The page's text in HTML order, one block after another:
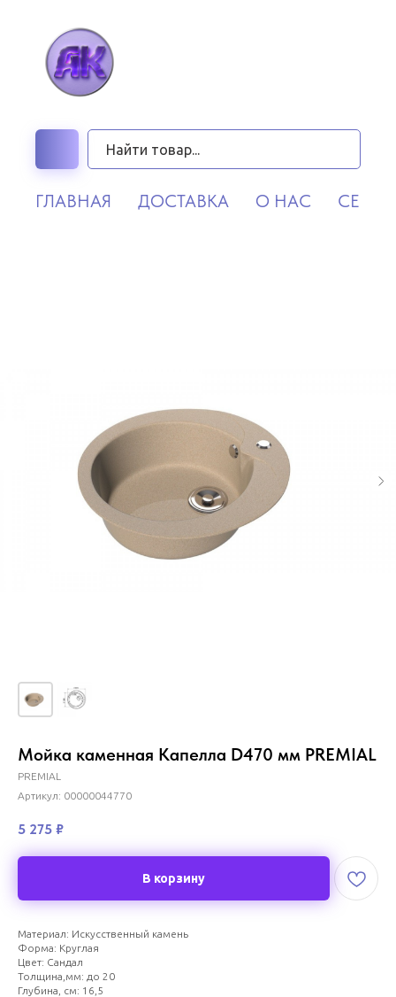
ГЛАВНАЯ ДОСТАВКА О НАС
Мойка каменная Капелла D470 мм PREMIAL
PREMIAL
Артикул: 00000044770
5 275 ₽
В корзину
Материал: Искусственный камень
Форма: Круглая
Цвет: Сандал
Толщина,мм: до 20
Глубина, см: 16,5